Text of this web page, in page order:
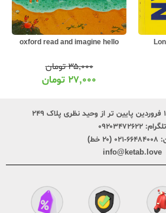
oxford read and imagine hello
۳۵,۰۰۰تومان
۲۷,۰۰۰ تومان
تلگرام: ۰۹۲۰۳۴۷۲۶۲۲
۶۶۴۸۴۰۰۸-۰۲۱ (۲۰ خط)
info@ketab.love